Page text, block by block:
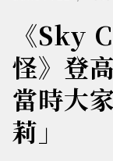
《Sky
怪》登
當時大
莉」